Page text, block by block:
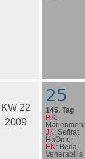
KW 22
2009
25
145. Tag
RK:
JK: Sefirat
HaOmer
EN: Beda
Venerabilis